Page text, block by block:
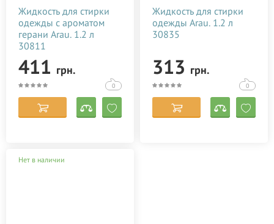
Жидкость для стирки
одежды c ароматом
герани Arau. 1.2 л
30811
411 грн.
0
Жидкость для стирки
одежды Arau. 1.2 л
30835
313 грн.
0
Нет в наличии